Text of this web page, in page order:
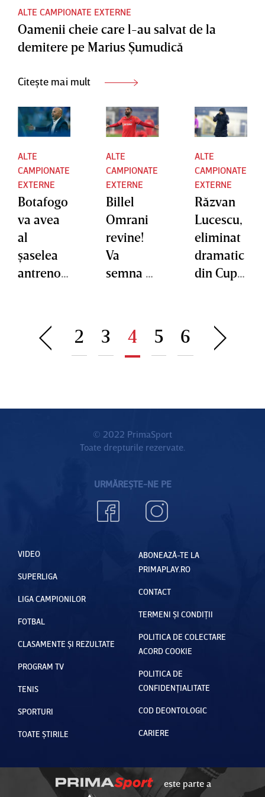
ALTE CAMPIONATE EXTERNE
Oamenii cheie care l-au salvat de la
demitere pe Marius Şumudică
Citește mai mult
ALTE
CAMPIONATE
EXTERNE
Botafogo
va avea
al
şaselea
antrenor
Sampaoli
ALTE
CAMPIONATE
EXTERNE
Billel
Omrani
revine!
Va
semna cu
Europa
ALTE
CAMPIONATE
EXTERNE
Răzvan
Lucescu,
eliminat
dramatic
din Cupa
2 3 4 5 6
© 2022 PrimaSport
Toate drepturile rezervate.
URMĂREȘTE-NE PE
VIDEO
SUPERLIGA
LIGA CAMPIONILOR
FOTBAL
CLASAMENTE ȘI REZULTATE
PROGRAM TV
TENIS
SPORTURI
TOATE ȘTIRILE
ABONEAZĂ-TE LA
PRIMAPLAY.RO
CONTACT
TERMENI ȘI CONDIȚII
POLITICA DE COLECTARE
ACORD COOKIE
POLITICA DE
CONFIDENȚIALITATE
COD DEONTOLOGIC
CARIERE
este parte a